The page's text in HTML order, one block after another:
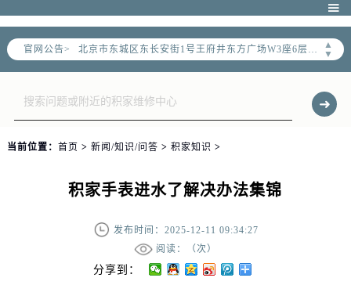

官网公告>
▲
▼
北京市朝阳区建国门外大街甲6号华熙国际中心D座11层1102室售后服务中心（需提前预约）
北京市东城区东长安街1号王府井东方广场W3座6层602室售后服务中心（需提前预约）
节假日正常营业！
当前位置： 首页 > 新闻/知识/问答 > 积家知识 >
积家手表进水了解决办法集锦
发布时间：2025-12-11 09:34:27
阅读：（次）
分享到：